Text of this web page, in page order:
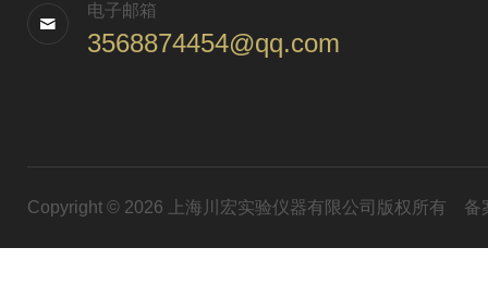
电子邮箱
3568874454@qq.com
Copyright © 2026 上海川宏实验仪器有限公司版权所有 备